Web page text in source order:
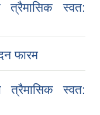
स्वत:
फारम
स्वत: